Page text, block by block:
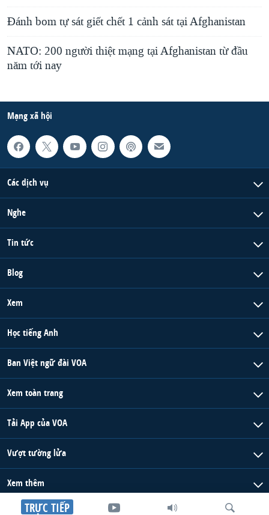
TRỰC TIẾP
Ðánh bom tự sát giết chết 1 cảnh sát tại Afghanistan
NATO: 200 người thiệt mạng tại Afghanistan từ đầu
năm tới nay
Mạng xã hội
Các dịch vụ
Nghe
Tin tức
Blog
Xem
Học tiếng Anh
Ban Việt ngữ đài VOA
Xem toàn trang
Tải App của VOA
Vượt tường lửa
Xem thêm